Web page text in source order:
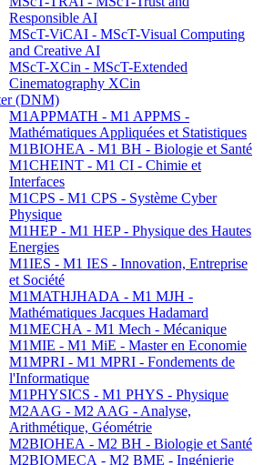
Responsible AI
MScT-ViCAI - MScT-Visual Computing
and Creative AI
MScT-XCin - MScT-Extended
Cinematography XCin
(DNM)
M1APPMATH - M1 APPMS -
Mathématiques Appliquées et Statistiques
M1BIOHEA - M1 BH - Biologie et Santé
M1CHEINT - M1 CI - Chimie et
Interfaces
M1CPS - M1 CPS - Système Cyber
Physique
M1HEP - M1 HEP - Physique des Hautes
Energies
M1IES - M1 IES - Innovation, Entreprise
et Société
M1MATHJHADA - M1 MJH -
Mathématiques Jacques Hadamard
M1MECHA - M1 Mech - Mécanique
M1MIE - M1 MiE - Master en Economie
M1MPRI - M1 MPRI - Fondements de
l'Informatique
M1PHYSICS - M1 PHYS - Physique
M2AAG - M2 AAG - Analyse,
Arithmétique, Géométrie
M2BIOHEA - M2 BH - Biologie et Santé
M2BIOMECA - M2 BME - Ingénierie